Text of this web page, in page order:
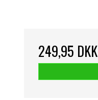
249,95 DKK